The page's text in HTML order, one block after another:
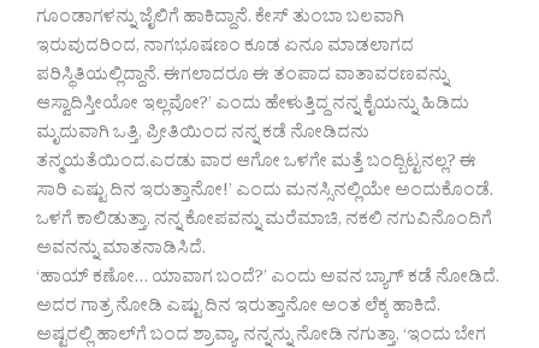
ಗೂಂಡಾಗಳನ್ನು ಜೈಲಿಗೆ ಹಾಕಿದ್ದಾನೆ. ಕೇಸ್ ತುಂಬಾ ಬಲವಾಗಿ
ಇರುವುದರಿಂದ, ನಾಗಭೂಷಣಂ ಕೂಡ ಏನೂ ಮಾಡಲಾಗದ
ಪರಿಸ್ಥಿತಿಯಲ್ಲಿದ್ದಾನೆ. ಈಗಲಾದರೂ ಈ ತಂಪಾದ ವಾತಾವರಣವನ್ನು
ಆಸ್ವಾದಿಸ್ತೀಯೋ ಇಲ್ಲವೋ?’ ಎಂದು ಹೇಳುತ್ತಿದ್ದ ನನ್ನ ಕೈಯನ್ನು ಹಿಡಿದು
ಮೃದುವಾಗಿ ಒತ್ತಿ, ಪ್ರೀತಿಯಿಂದ ನನ್ನ ಕಡೆ ನೋಡಿದನು
ತನ್ಮಯತೆಯಿಂದ.ಎರಡು ವಾರ ಆಗೋ ಒಳಗೇ ಮತ್ತೆ ಬಂದ್ಬಿಟ್ಟನಲ್ಲ? ಈ
ಸಾರಿ ಎಷ್ಟು ದಿನ ಇರುತ್ತಾನೋ!’ ಎಂದು ಮನಸ್ಸಿನಲ್ಲಿಯೇ ಅಂದುಕೊಂಡೆ.
ಒಳಗೆ ಕಾಲಿಡುತ್ತಾ, ನನ್ನ ಕೋಪವನ್ನು ಮರೆಮಾಚಿ, ನಕಲಿ ನಗುವಿನೊಂದಿಗೆ
ಅವನನ್ನು ಮಾತನಾಡಿಸಿದೆ.
‘ಹಾಯ್ ಕಣೋ… ಯಾವಾಗ ಬಂದೆ?’ ಎಂದು ಅವನ ಬ್ಯಾಗ್ ಕಡೆ ನೋಡಿದೆ.
ಅದರ ಗಾತ್ರ ನೋಡಿ ಎಷ್ಟು ದಿನ ಇರುತ್ತಾನೋ ಅಂತ ಲೆಕ್ಕ ಹಾಕಿದೆ.
ಅಷ್ಟರಲ್ಲಿ ಹಾಲ್‍ಗೆ ಬಂದ ಶ್ರಾವ್ಯಾ, ನನ್ನನ್ನು ನೋಡಿ ನಗುತ್ತಾ, ‘ಇಂದು ಬೇಗ